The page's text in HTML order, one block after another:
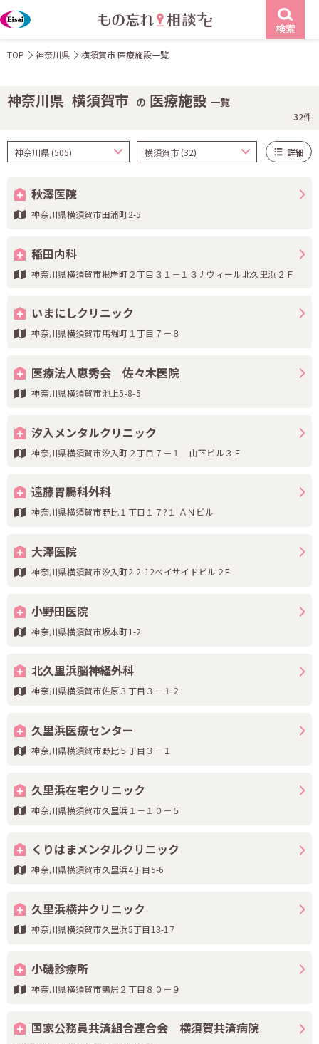
検索
TOP 神奈川県 横須賀市 医療施設一覧
神奈川県 横須賀市 の 医療施設 一覧
32件
詳細
秋澤医院
神奈川県横須賀市田浦町2-5
稲田内科
神奈川県横須賀市根岸町２丁目３１－１３ナヴィール北久里浜２Ｆ
いまにしクリニック
神奈川県横須賀市馬堀町１丁目７－８
医療法人恵秀会 佐々木医院
神奈川県横須賀市池上5-8-5
汐入メンタルクリニック
神奈川県横須賀市汐入町２丁目７－１ 山下ビル３Ｆ
遠藤胃腸科外科
神奈川県横須賀市野比１丁目１７?１ ＡＮビル
大澤医院
神奈川県横須賀市汐入町2-2-12ベイサイドビル２F
小野田医院
神奈川県横須賀市坂本町1-2
北久里浜脳神経外科
神奈川県横須賀市佐原３丁目３－１２
久里浜医療センター
神奈川県横須賀市野比５丁目３－１
久里浜在宅クリニック
神奈川県横須賀市久里浜１－１０－５
くりはまメンタルクリニック
神奈川県横須賀市久里浜4丁目5-6
久里浜横井クリニック
神奈川県横須賀市久里浜5丁目13-17
小磯診療所
神奈川県横須賀市鴨居２丁目８０－９
国家公務員共済組合連合会 横須賀共済病院